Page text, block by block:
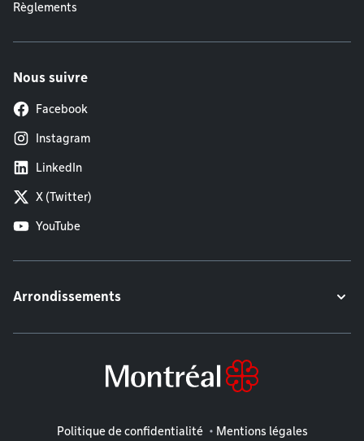
Règlements
Nous suivre
Facebook
Instagram
LinkedIn
X (Twitter)
YouTube
Arrondissements
Mentions légales
Politique de confidentialité Mentions légales